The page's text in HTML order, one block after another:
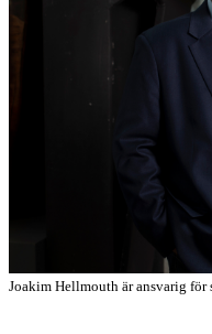
Joakim Hellmouth är ansvarig